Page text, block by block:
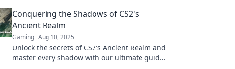
Conquering the Shadows of CS2's
Ancient Realm
Gaming Aug 10, 2025
Unlock the secrets of CS2's Ancient Realm and
master every shadow with our ultimate guide